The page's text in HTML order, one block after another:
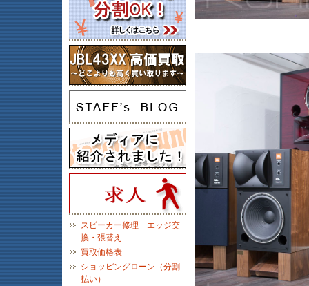
スピーカー修理 エッジ交
換・張替え
買取価格表
ショッピングローン（分割
払い）